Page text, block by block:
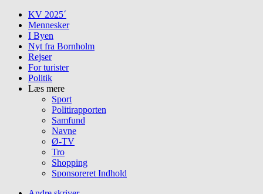
KV 2025´
Mennesker
I Byen
Nyt fra Bornholm
Rejser
For turister
Politik
Læs mere
Sport
Politirapporten
Samfund
Navne
Ø-TV
Tro
Shopping
Sponsoreret Indhold